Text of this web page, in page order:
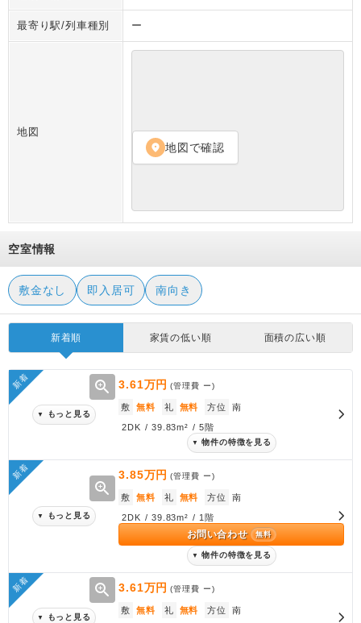
最寄り駅/列車種別 ー
地図
location_on 地図で確認
空室情報
敷金なし 即入居可 南向き
新着順 家賃の低い順 面積の広い順
新着 zoom_in
▼ もっと見る
3.61万円 (管理費 ー)
敷 無料 礼 無料 方位 南
2DK / 39.83m² / 5階
▼ 物件の特徴を見る
新着
zoom_in
▼ もっと見る
3.85万円 (管理費 ー)
敷 無料 礼 無料 方位 南
2DK / 39.83m² / 1階
お問い合わせ 無料
▼ 物件の特徴を見る
新着 zoom_in
▼ もっと見る
3.61万円 (管理費 ー)
敷 無料 礼 無料 方位 南